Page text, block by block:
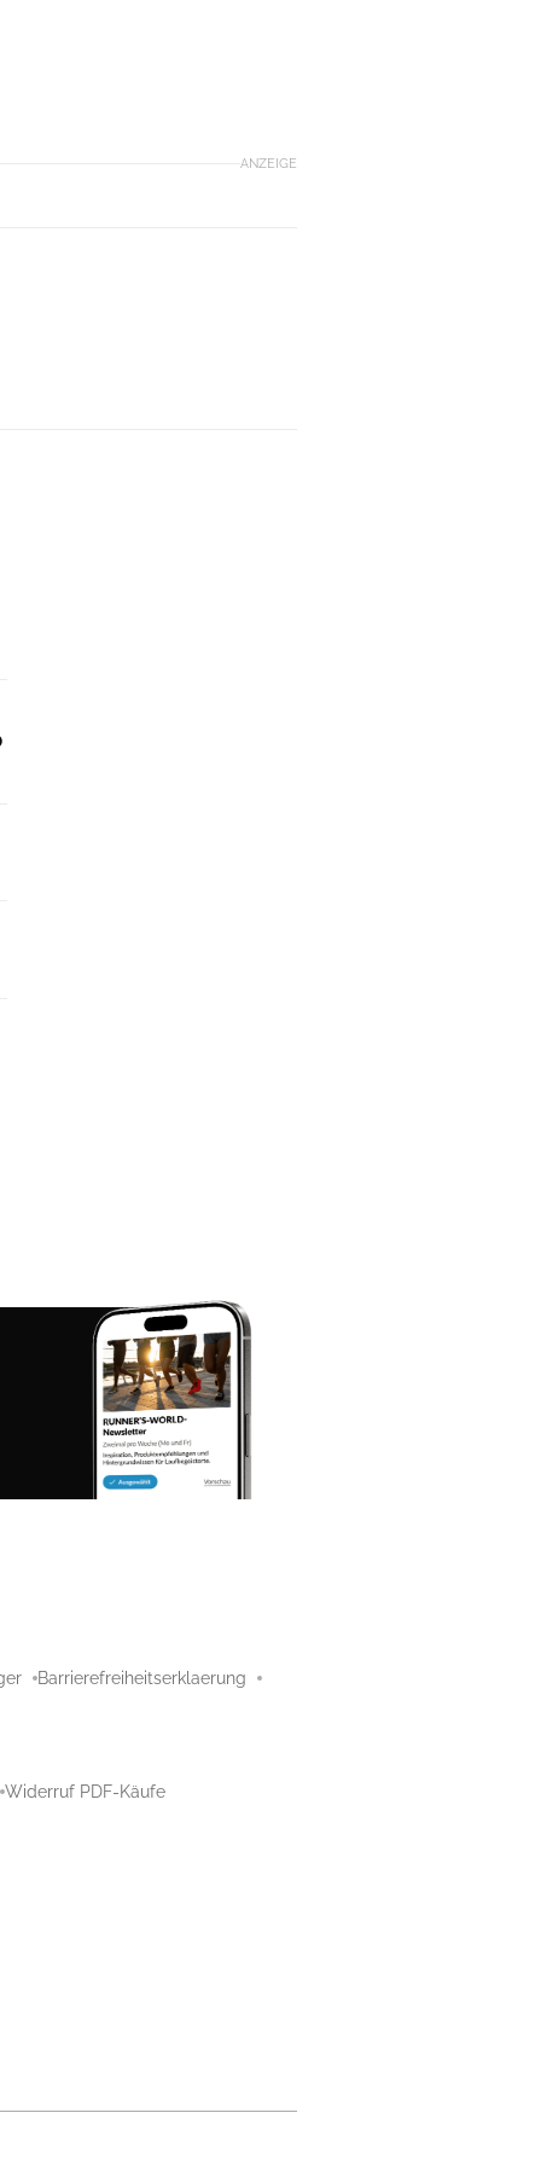
ANZEIGE
Barrierefreiheitserklaerung
Widerruf PDF-Käufe